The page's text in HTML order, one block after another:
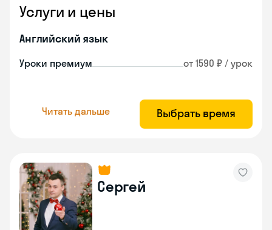
Услуги и цены
Английский язык
Уроки премиум от 1590 ₽ / урок
Читать дальше Выбрать время
Сергей